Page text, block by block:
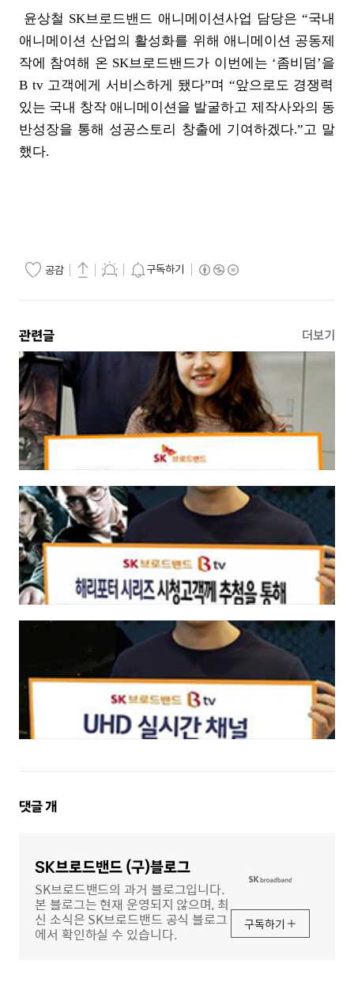
윤상철 SK브로드밴드 애니메이션사업 담당은 “국내
애니메이션 산업의 활성화를 위해 애니메이션 공동제
작에 참여해 온 SK브로드밴드가 이번에는 ‘좀비덤’을
B tv 고객에게 서비스하게 됐다”며 “앞으로도 경쟁력
있는 국내 창작 애니메이션을 발굴하고 제작사와의 동
반성장을 통해 성공스토리 창출에 기여하겠다.”고 말
했다.
공감 구독하기
관련글 더보기
댓
댓글개
SK브로드밴드 (구)블로그
SK브로드밴드의 과거 블로그입니다.
본 블로그는 현재 운영되지 않으며, 최
신 소식은 SK브로드밴드 공식 블로그
에서 확인하실 수 있습니다.
구독하기